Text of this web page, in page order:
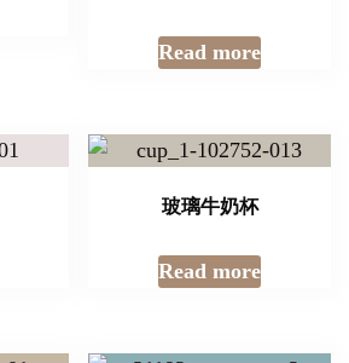
Read more
玻璃牛奶杯
Read more